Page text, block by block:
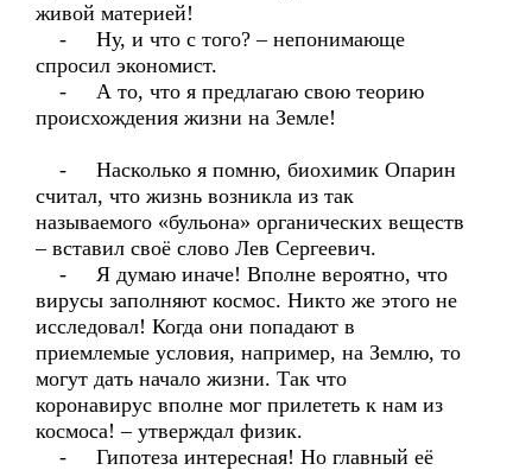
живой материей!
- Ну, и что с того? – непонимающе
спросил экономист.
- А то, что я предлагаю свою теорию
происхождения жизни на Земле!
- Насколько я помню, биохимик Опарин
считал, что жизнь возникла из так
называемого «бульона» органических веществ
– вставил своё слово Лев Сергеевич.
- Я думаю иначе! Вполне вероятно, что
вирусы заполняют космос. Никто же этого не
исследовал! Когда они попадают в
приемлемые условия, например, на Землю, то
могут дать начало жизни. Так что
коронавирус вполне мог прилететь к нам из
космоса! – утверждал физик.
- Гипотеза интересная! Но главный её